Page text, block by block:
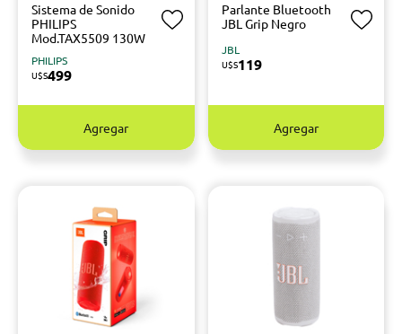
Sistema de Sonido
PHILIPS
Mod.TAX5509 130W
PHILIPS
U$S499
Agregar
Parlante Bluetooth
JBL Grip Negro
JBL
U$S119
Agregar